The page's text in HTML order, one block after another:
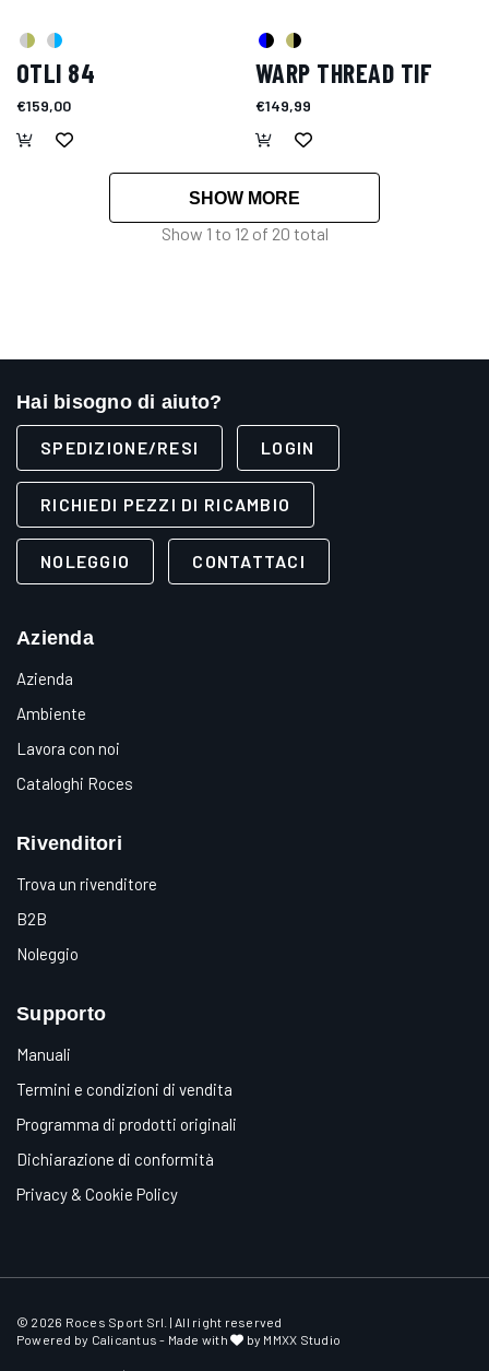
OTLI 84
€159,00
WARP THREAD TIF
€149,99
SHOW MORE
Show 1 to 12 of 20 total
Hai bisogno di aiuto?
SPEDIZIONE/RESI LOGIN
RICHIEDI PEZZI DI RICAMBIO
NOLEGGIO CONTATTACI
Azienda
Azienda
Ambiente
Lavora con noi
Cataloghi Roces
Rivenditori
Trova un rivenditore
B2B
Noleggio
Supporto
Manuali
Termini e condizioni di vendita
Programma di prodotti originali
Dichiarazione di conformità
Privacy & Cookie Policy
© 2026 Roces Sport Srl. | All right reserved
Powered by Calicantus - Made with by MMXX Studio